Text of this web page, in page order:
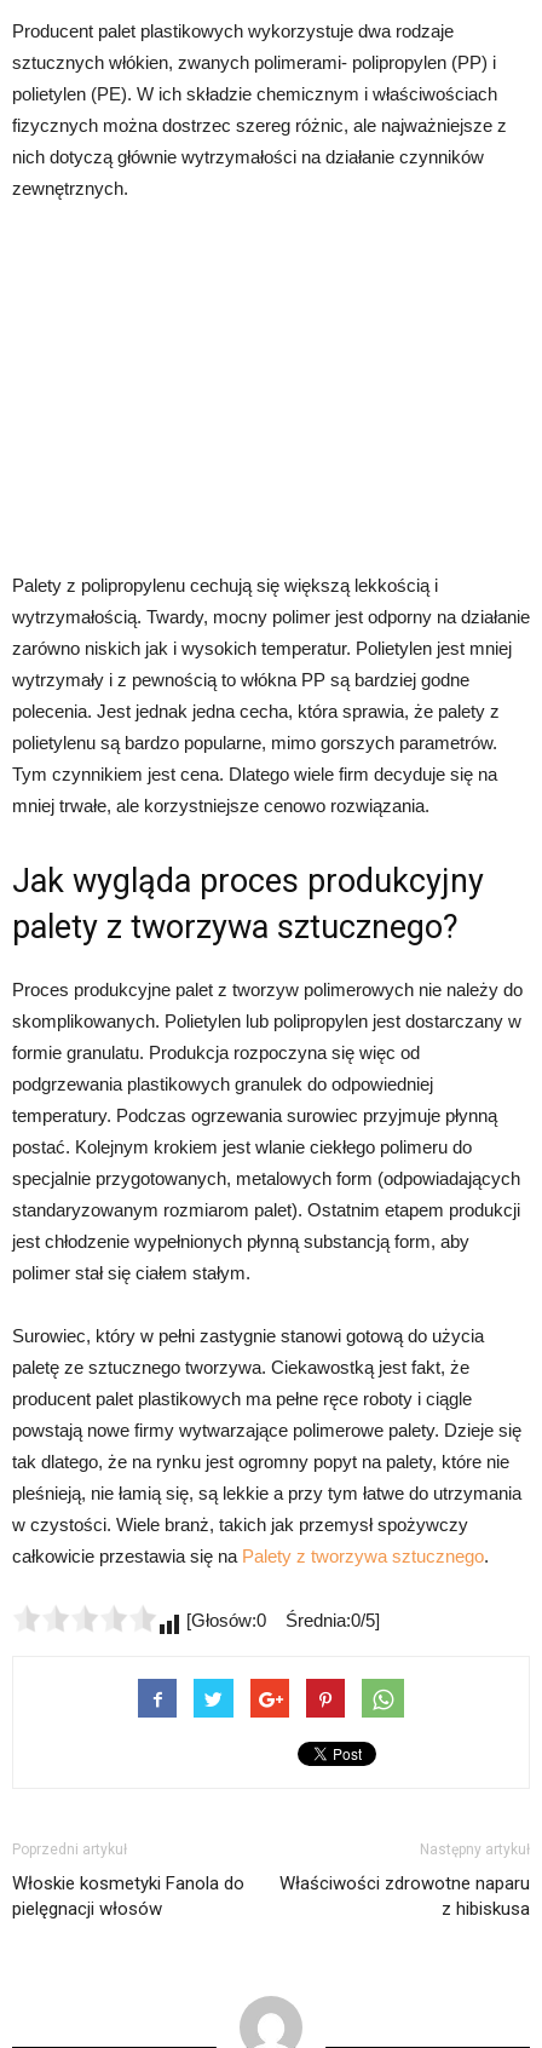
Producent palet plastikowych wykorzystuje dwa rodzaje
sztucznych włókien, zwanych polimerami- polipropylen (PP) i
polietylen (PE). W ich składzie chemicznym i właściwościach
fizycznych można dostrzec szereg różnic, ale najważniejsze z
nich dotyczą głównie wytrzymałości na działanie czynników
zewnętrznych.
Palety z polipropylenu cechują się większą lekkością i
wytrzymałością. Twardy, mocny polimer jest odporny na działanie
zarówno niskich jak i wysokich temperatur. Polietylen jest mniej
wytrzymały i z pewnością to włókna PP są bardziej godne
polecenia. Jest jednak jedna cecha, która sprawia, że palety z
polietylenu są bardzo popularne, mimo gorszych parametrów.
Tym czynnikiem jest cena. Dlatego wiele firm decyduje się na
mniej trwałe, ale korzystniejsze cenowo rozwiązania.
Jak wygląda proces produkcyjny
palety z tworzywa sztucznego?
Proces produkcyjne palet z tworzyw polimerowych nie należy do
skomplikowanych. Polietylen lub polipropylen jest dostarczany w
formie granulatu. Produkcja rozpoczyna się więc od
podgrzewania plastikowych granulek do odpowiedniej
temperatury. Podczas ogrzewania surowiec przyjmuje płynną
postać. Kolejnym krokiem jest wlanie ciekłego polimeru do
specjalnie przygotowanych, metalowych form (odpowiadających
standaryzowanym rozmiarom palet). Ostatnim etapem produkcji
jest chłodzenie wypełnionych płynną substancją form, aby
polimer stał się ciałem stałym.
Surowiec, który w pełni zastygnie stanowi gotową do użycia
paletę ze sztucznego tworzywa. Ciekawostką jest fakt, że
producent palet plastikowych ma pełne ręce roboty i ciągle
powstają nowe firmy wytwarzające polimerowe palety. Dzieje się
tak dlatego, że na rynku jest ogromny popyt na palety, które nie
pleśnieją, nie łamią się, są lekkie a przy tym łatwe do utrzymania
w czystości. Wiele branż, takich jak przemysł spożywczy
całkowicie przestawia się na Palety z tworzywa sztucznego.
[Głosów:0 Średnia:0/5]
Poprzedni artykuł
Włoskie kosmetyki Fanola do
pielęgnacji włosów
Następny artykuł
Właściwości zdrowotne naparu
z hibiskusa